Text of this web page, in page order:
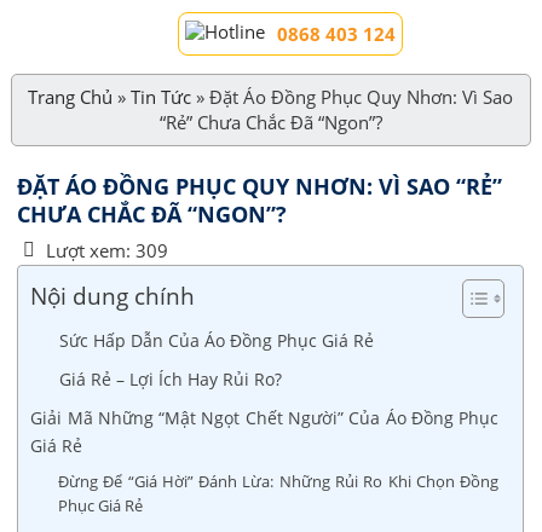
0868 403 124
Trang Chủ »Tin Tức »Đặt Áo Đồng Phục Quy Nhơn: Vì Sao
“Rẻ” Chưa Chắc Đã “Ngon”?
ĐẶT ÁO ĐỒNG PHỤC QUY NHƠN: VÌ SAO “RẺ”
CHƯA CHẮC ĐÃ “NGON”?
Lượt xem: 309
Nội dung chính
Sức Hấp Dẫn Của Áo Đồng Phục Giá Rẻ
Giá Rẻ – Lợi Ích Hay Rủi Ro?
Giải Mã Những “Mật Ngọt Chết Người” Của Áo Đồng Phục
Giá Rẻ
Đừng Để “Giá Hời” Đánh Lừa: Những Rủi Ro Khi Chọn Đồng
Phục Giá Rẻ